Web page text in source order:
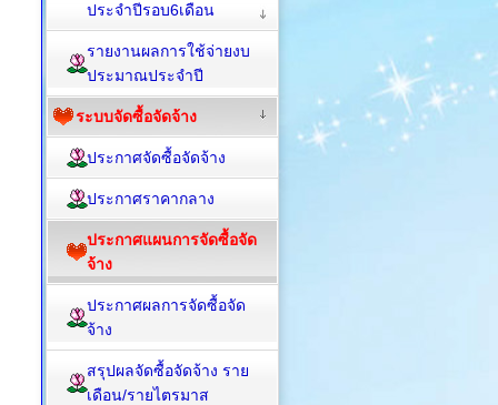
ประจำปีรอบ6เดือน
รายงานผลการใช้จ่ายงบ
ประมาณประจำปี
ระบบจัดซื้อจัดจ้าง
ประกาศจัดซื้อจัดจ้าง
ประกาศราคากลาง
ประกาศแผนการจัดซื้อจัด
จ้าง
ประกาศผลการจัดซื้อจัด
จ้าง
สรุปผลจัดซื้อจัดจ้าง ราย
เดือน/รายไตรมาส